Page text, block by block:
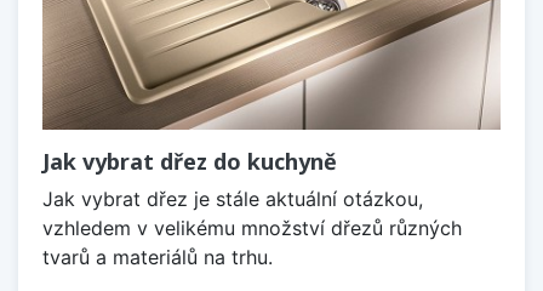
Jak vybrat dřez do kuchyně
Jak vybrat dřez je stále aktuální otázkou,
vzhledem v velikému množství dřezů různých
tvarů a materiálů na trhu.